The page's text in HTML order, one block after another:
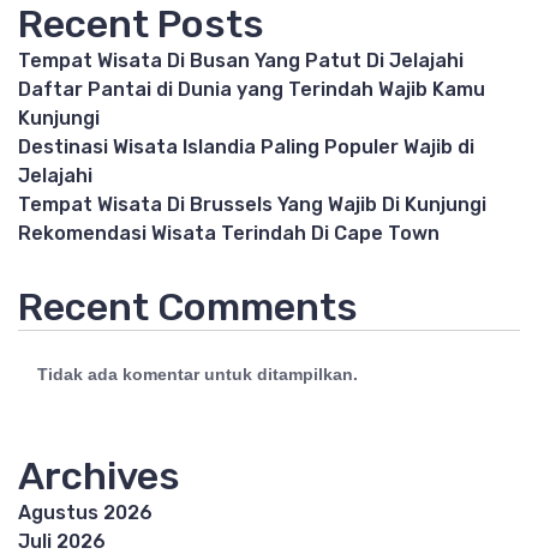
Recent Posts
Tempat Wisata Di Busan Yang Patut Di Jelajahi
Daftar Pantai di Dunia yang Terindah Wajib Kamu
Kunjungi
Destinasi Wisata Islandia Paling Populer Wajib di
Jelajahi
Tempat Wisata Di Brussels Yang Wajib Di Kunjungi
Rekomendasi Wisata Terindah Di Cape Town
Recent Comments
Tidak ada komentar untuk ditampilkan.
Archives
Agustus 2026
Juli 2026